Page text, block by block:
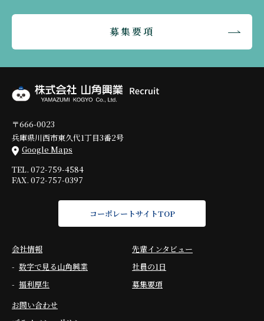
募集要項
〒666-0023
兵庫県川西市東久代1丁目3番2号
Google Maps
TEL. 072-759-4584
FAX. 072-757-0397
コーポレートサイトTOP
会社情報
数字で見る山角興業
福利厚生
先輩インタビュー
社員の1日
募集要項
お問い合わせ